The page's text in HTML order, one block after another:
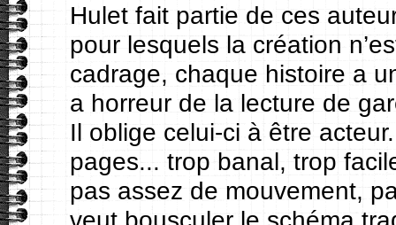
Hulet fait partie de ces
pour lesquels la création
cadrage, chaque histoire a
a horreur de la lecture de
Il oblige celui-ci à être
pages... trop banal, trop
pas assez de mouvement,